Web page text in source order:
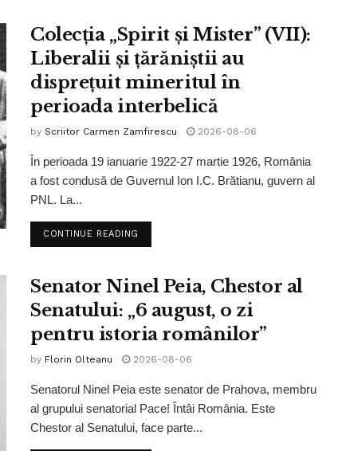
Colecția „Spirit și Mister” (VII):
Liberalii și țărăniștii au
disprețuit mineritul în
perioada interbelică
by Scriitor Carmen Zamfirescu 2026-08-06
În perioada 19 ianuarie 1922-27 martie 1926, România
a fost condusă de Guvernul Ion I.C. Brătianu, guvern al
PNL. La...
CONTINUE READING
Senator Ninel Peia, Chestor al
Senatului: „6 august, o zi
pentru istoria românilor”
by Florin Olteanu 2026-08-06
Senatorul Ninel Peia este senator de Prahova, membru
al grupului senatorial Pace! Întâi România. Este
Chestor al Senatului, face parte...